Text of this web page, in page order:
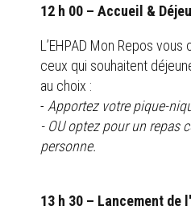
12 h 00 – Accueil &
L’EHPAD Mon Repos
ceux qui souhaitent
au choix :
- Apportez votre pique-
- OU optez pour un repas
personne.
13 h 30 – Lancement de